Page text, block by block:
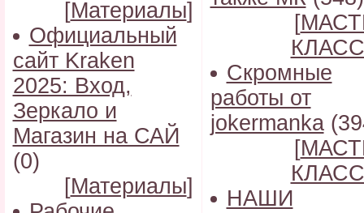
[Материалы]
Официальный
сайт Kraken
2025: Вход,
Зеркало и
Магазин на САЙ
(0)
[Материалы]
[
Скромные
работы от
jokermanka
[
НАШИ